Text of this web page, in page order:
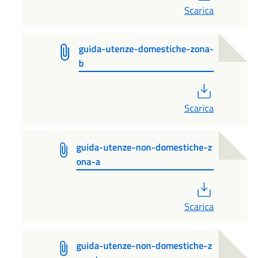
Scarica
guida-utenze-domestiche-zona-
b
Scarica
guida-utenze-non-domestiche-z
ona-a
Scarica
guida-utenze-non-domestiche-z